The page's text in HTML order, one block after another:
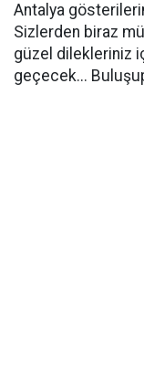
Antalya
Sizlerden biraz
güzel dilekleriniz
geçecek...